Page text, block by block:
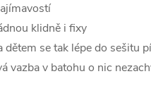
klidně i fixy
dětem se tak lépe do sešitu
vazba v batohu o nic